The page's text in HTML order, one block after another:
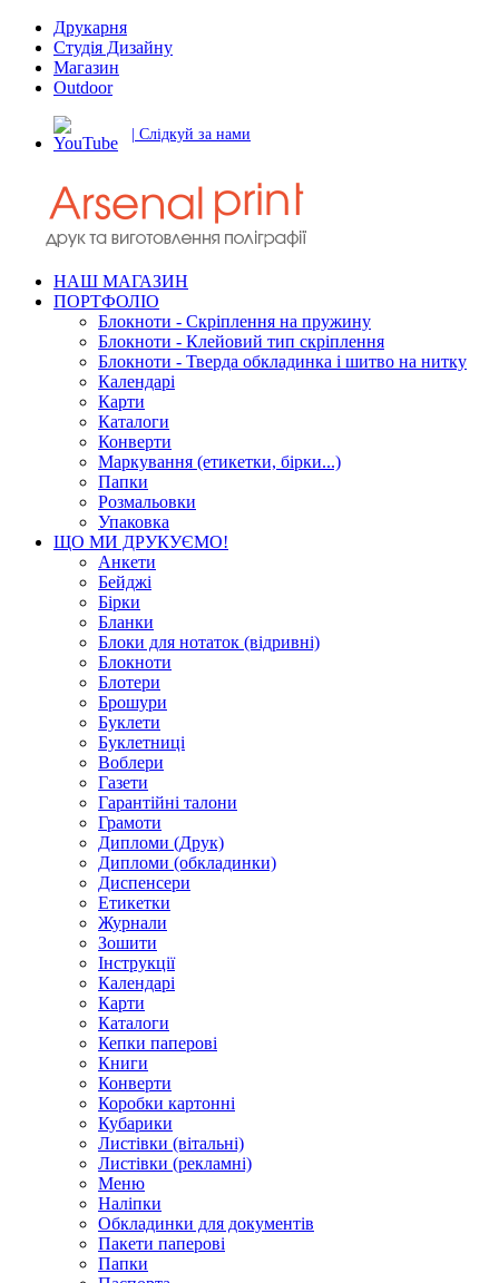
Друкарня
Студія Дизайну
Магазин
Outdoor
| Слідкуй за нами
НАШ МАГАЗИН
ПОРТФОЛІО
Блокноти - Скріплення на пружину
Блокноти - Клейовий тип скріплення
Блокноти - Тверда обкладинка і шитво на нитку
Календарі
Карти
Каталоги
Конверти
Маркування (етикетки, бірки...)
Папки
Розмальовки
Упаковка
ЩО МИ ДРУКУЄМО!
Анкети
Бейджі
Бірки
Бланки
Блоки для нотаток (відривні)
Блокноти
Блотери
Брошури
Буклети
Буклетниці
Воблери
Газети
Гарантійні талони
Грамоти
Дипломи (Друк)
Дипломи (обкладинки)
Диспенсери
Етикетки
Журнали
Зошити
Інструкції
Календарі
Карти
Каталоги
Кепки паперові
Книги
Конверти
Коробки картонні
Кубарики
Листівки (вітальні)
Листівки (рекламні)
Меню
Наліпки
Обкладинки для документів
Пакети паперові
Папки